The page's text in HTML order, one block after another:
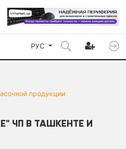
РУС
продукции
ЧП В ТАШКЕНТЕ И